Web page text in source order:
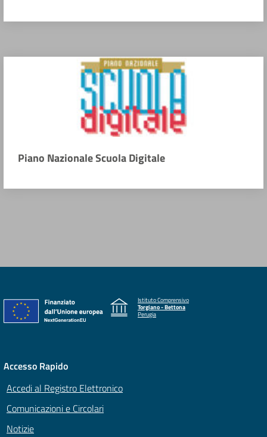
Piano Nazionale Scuola Digitale
Istituto Comprensivo
Torgiano - Bettona
Perugia
Accesso Rapido
Accedi al Registro Elettronico
Comunicazioni e Circolari
Notizie